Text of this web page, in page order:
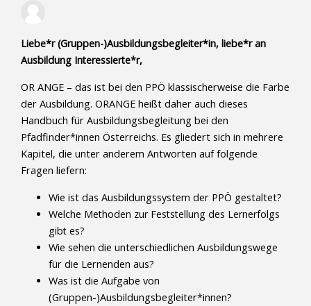
Liebe*r (Gruppen-)Ausbildungsbegleiter*in, liebe*r an
Ausbildung Interessierte*r,
OR ANGE – das ist bei den PPÖ klassischerweise die Farbe
der Ausbildung. ORANGE heißt daher auch dieses
Handbuch für Ausbildungsbegleitung bei den
Pfadfinder*innen Österreichs. Es gliedert sich in mehrere
Kapitel, die unter anderem Antworten auf folgende
Fragen liefern:
Wie ist das Ausbildungssystem der PPÖ gestaltet?
Welche Methoden zur Feststellung des Lernerfolgs
gibt es?
Wie sehen die unterschiedlichen Ausbildungswege
für die Lernenden aus?
Was ist die Aufgabe von
(Gruppen-)Ausbildungsbegleiter*innen?